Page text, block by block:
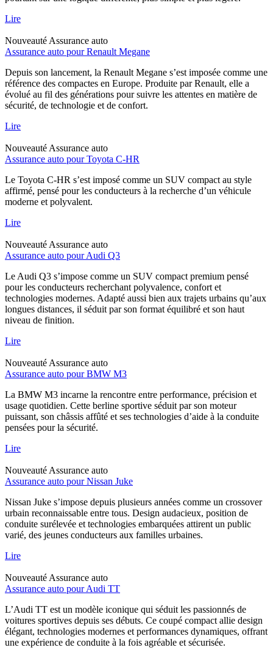
Lire
Nouveauté Assurance auto
Assurance auto pour Renault Megane
Depuis son lancement, la Renault Megane s’est imposée comme une
référence des compactes en Europe. Produite par Renault, elle a
évolué au fil des générations pour suivre les attentes en matière de
sécurité, de technologie et de confort.
Lire
Nouveauté Assurance auto
Assurance auto pour Toyota C-HR
Le Toyota C-HR s’est imposé comme un SUV compact au style
affirmé, pensé pour les conducteurs à la recherche d’un véhicule
moderne et polyvalent.
Lire
Nouveauté Assurance auto
Assurance auto pour Audi Q3
Le Audi Q3 s’impose comme un SUV compact premium pensé
pour les conducteurs recherchant polyvalence, confort et
technologies modernes. Adapté aussi bien aux trajets urbains qu’aux
longues distances, il séduit par son format équilibré et son haut
niveau de finition.
Lire
Nouveauté Assurance auto
Assurance auto pour BMW M3
La BMW M3 incarne la rencontre entre performance, précision et
usage quotidien. Cette berline sportive séduit par son moteur
puissant, son châssis affûté et ses technologies d’aide à la conduite
pensées pour la sécurité.
Lire
Nouveauté Assurance auto
Assurance auto pour Nissan Juke
Nissan Juke s’impose depuis plusieurs années comme un crossover
urbain reconnaissable entre tous. Design audacieux, position de
conduite surélevée et technologies embarquées attirent un public
varié, des jeunes conducteurs aux familles urbaines.
Lire
Nouveauté Assurance auto
Assurance auto pour Audi TT
L’Audi TT est un modèle iconique qui séduit les passionnés de
voitures sportives depuis ses débuts. Ce coupé compact allie design
élégant, technologies modernes et performances dynamiques, offrant
une expérience de conduite à la fois agréable et sécurisée.